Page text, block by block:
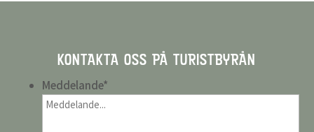
KONTAKTA OSS PÅ TURISTBYRÅN
Meddelande*